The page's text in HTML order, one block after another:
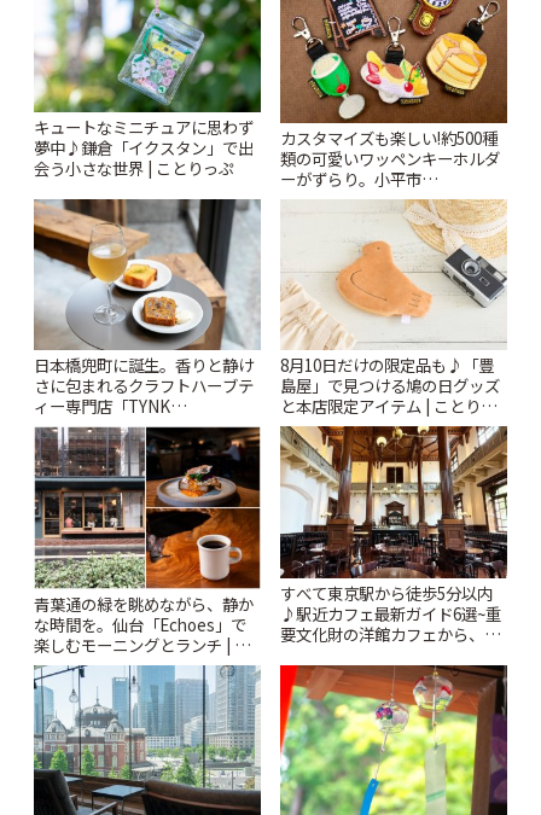
キュートなミニチュアに思わず
夢中♪鎌倉「イクスタン」で出
会う小さな世界 | ことりっぷ
カスタマイズも楽しい!約500種
類の可愛いワッペンキーホルダ
ーがずらり。小平市
「Kimamaya T&K」 | ことりっ
日本橋兜町に誕生。香りと静け
さに包まれるクラフトハーブテ
ィー専門店「TYNK
Kabutocho」 | ことりっぷ
8月10日だけの限定品も♪「豊
島屋」で見つける鳩の日グッズ
と本店限定アイテム | ことりっ
ぷ
青葉通の緑を眺めながら、静か
な時間を。仙台「Echoes」で
楽しむモーニングとランチ | こ
とりっぷ
すべて東京駅から徒歩5分以内
♪駅近カフェ最新ガイド6選~重
要文化財の洋館カフェから、改
りっぷ